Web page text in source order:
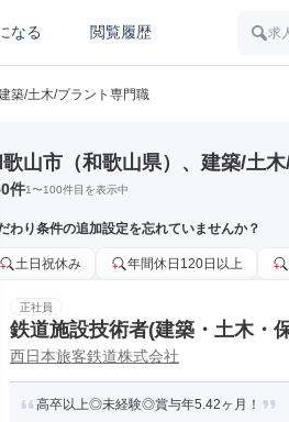
なる 閲覧履歴 求
築/土木/プラント専門職
山市（和歌山県）、建築/土
件1〜100件目を表示中
わり条件の追加設定を忘れていませんか？
土日祝休み 年間休日120日以上
正社員
鉄道施設技術者(建築・土木・
西日本旅客鉄道株式会社
高卒以上◎未経験◎賞与年5.42ヶ月！